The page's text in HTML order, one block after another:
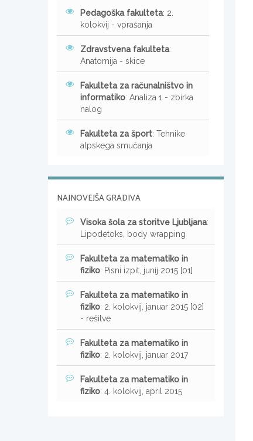
Pedagoška fakulteta: 2.
kolokvij - vprašanja
Zdravstvena fakulteta:
Anatomija - skice
Fakulteta za računalništvo in
informatiko: Analiza 1 - zbirka
nalog
Fakulteta za šport: Tehnike
alpskega smučanja
NAJNOVEJŠA GRADIVA
Visoka šola za storitve Ljubljana:
Lipodetoks, body wrapping
Fakulteta za matematiko in
fiziko: Pisni izpit, junij 2015 [01]
Fakulteta za matematiko in
fiziko: 2. kolokvij, januar 2015 [02]
- rešitve
Fakulteta za matematiko in
fiziko: 2. kolokvij, januar 2017
Fakulteta za matematiko in
fiziko: 4. kolokvij, april 2015